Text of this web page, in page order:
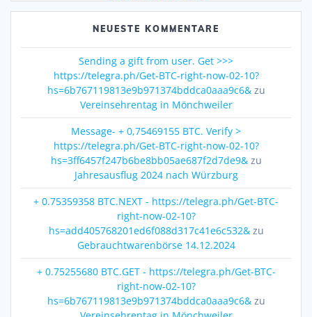
NEUESTE KOMMENTARE
Sending a gift from user. Get >>>
https://telegra.ph/Get-BTC-right-now-02-10?
hs=6b767119813e9b971374bddca0aaa9c6&zu
Vereinsehrentag in Mönchweiler
Message- + 0,75469155 BTC. Verify >
https://telegra.ph/Get-BTC-right-now-02-10?
hs=3ff6457f247b6be8bb05ae687f2d7de9&zu
Jahresausflug 2024 nach Würzburg
+ 0.75359358 BTC.NEXT - https://telegra.ph/Get-BTC-
right-now-02-10?
hs=add405768201ed6f088d317c41e6c532&zu
Gebrauchtwarenbörse 14.12.2024
+ 0.75255680 BTC.GET - https://telegra.ph/Get-BTC-
right-now-02-10?
hs=6b767119813e9b971374bddca0aaa9c6&zu